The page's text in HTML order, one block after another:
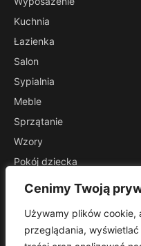
Cenimy Twoją
Używamy plików
przeglądania,
Kuchnia
Łazienka
Salon
Sypialnia
Meble
Sprzątanie
Wzory
Pokój dziecka
Przedpokój
INFORMACJE
Kontakt
Mapa witryny